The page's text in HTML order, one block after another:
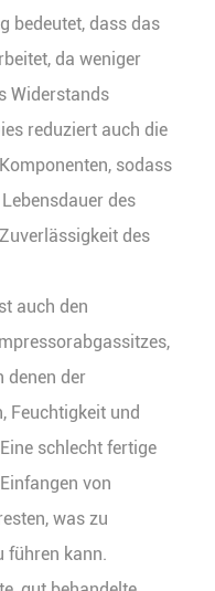
bedeutet, dass das
da weniger
Widerstands
reduziert auch die
sodass
des
des
auch den
denen der
Feuchtigkeit und
schlecht fertige
von
was zu
führen kann.